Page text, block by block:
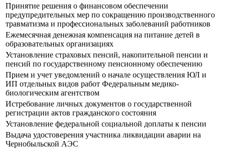
Принятие решения о финансовом обеспечении
предупредительных мер по сокращению производственного
травматизма и профессиональных заболеваний работников
Ежемесячная денежная компенсация на питание детей в
образовательных организациях
Установление страховых пенсий, накопительной пенсии и
пенсий по государственному пенсионному обеспечению
Прием и учет уведомлений о начале осуществления ЮЛ и
ИП отдельных видов работ Федеральным медико-
биологическим агентством
Истребование личных документов о государственной
регистрации актов гражданского состояния
Установление федеральной социальной доплаты к пенсии
Выдача удостоверения участника ликвидации аварии на
Чернобыльской АЭС